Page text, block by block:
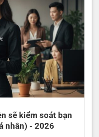
sẽ kiểm soát bạn
nhân) - 2026